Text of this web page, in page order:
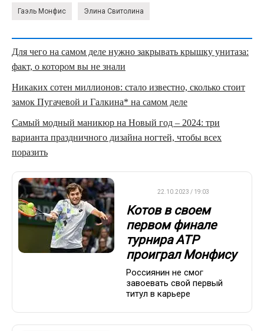
Гаэль Монфис Элина Свитолина
Для чего на самом деле нужно закрывать крышку унитаза:
факт, о котором вы не знали
Никаких сотен миллионов: стало известно, сколько стоит
замок Пугачевой и Галкина* на самом деле
Самый модный маникюр на Новый год – 2024: три
варианта праздничного дизайна ногтей, чтобы всех
поразить
22.10.2023 / 19:03
Котов в своем
первом финале
турнира ATP
проиграл Монфису
Россиянин не смог
завоевать свой первый
титул в карьере